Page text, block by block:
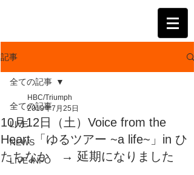
記事
全ての記事
LIVE
NEWS
LIVE INFO
全ての記事
10月12日（土）Voice from the
Heart 「ゆるツアー ~a life~」in ひ
たちなか → 延期になりました
HBC/Triumph
2019年7月25日